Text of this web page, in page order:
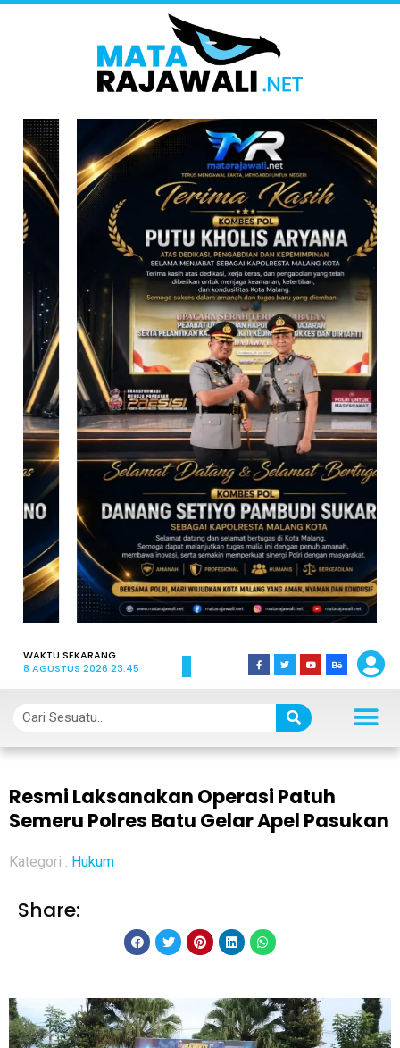
WAKTU SEKARANG
8 AGUSTUS 2026 23:45
Resmi Laksanakan Operasi Patuh
Semeru Polres Batu Gelar Apel Pasukan
Kategori : Hukum
Share: